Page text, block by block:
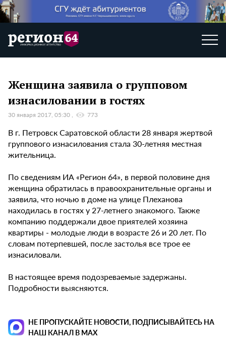
Женщина заявила о групповом
изнасиловании в гостях
30 января 2017, 05:30 773
В г. Петровск Саратовской области 28 января жертвой
группового изнасилования стала 30-летняя местная
жительница.
По сведениям ИА «Регион 64», в первой половине дня
женщина обратилась в правоохранительные органы и
заявила, что ночью в доме на улице Плеханова
находилась в гостях у 27-летнего знакомого. Также
компанию поддержали двое приятелей хозяина
квартиры - молодые люди в возрасте 26 и 20 лет. По
словам потерпевшей, после застолья все трое ее
изнасиловали.
В настоящее время подозреваемые задержаны.
Подробности выясняются.
НЕ ПРОПУСКАЙТЕ НОВОСТИ, ПОДПИСЫВАЙТЕСЬ НА
НАШ КАНАЛ В MAX